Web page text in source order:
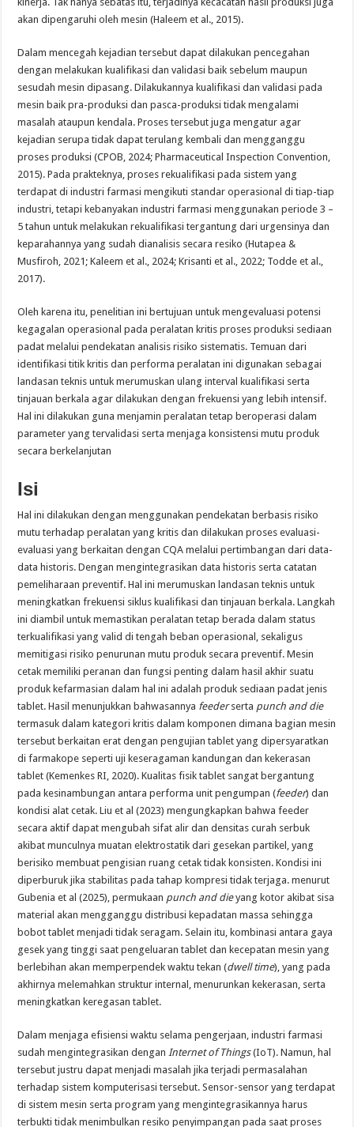
akan dipengaruhi oleh mesin (Haleem et al., 2015).
Dalam mencegah kejadian tersebut dapat dilakukan pencegahan
dengan melakukan kualifikasi dan validasi baik sebelum maupun
sesudah mesin dipasang. Dilakukannya kualifikasi dan validasi pada
mesin baik pra-produksi dan pasca-produksi tidak mengalami
masalah ataupun kendala. Proses tersebut juga mengatur agar
kejadian serupa tidak dapat terulang kembali dan mengganggu
proses produksi (CPOB, 2024; Pharmaceutical Inspection Convention,
2015). Pada prakteknya, proses rekualifikasi pada sistem yang
terdapat di industri farmasi mengikuti standar operasional di tiap-tiap
industri, tetapi kebanyakan industri farmasi menggunakan periode 3 –
5 tahun untuk melakukan rekualifikasi tergantung dari urgensinya dan
keparahannya yang sudah dianalisis secara resiko (Hutapea &
Musfiroh, 2021; Kaleem et al., 2024; Krisanti et al., 2022; Todde et al.,
2017).
Oleh karena itu, penelitian ini bertujuan untuk mengevaluasi potensi
kegagalan operasional pada peralatan kritis proses produksi sediaan
padat melalui pendekatan analisis risiko sistematis. Temuan dari
identifikasi titik kritis dan performa peralatan ini digunakan sebagai
landasan teknis untuk merumuskan ulang interval kualifikasi serta
tinjauan berkala agar dilakukan dengan frekuensi yang lebih intensif.
Hal ini dilakukan guna menjamin peralatan tetap beroperasi dalam
parameter yang tervalidasi serta menjaga konsistensi mutu produk
secara berkelanjutan
Isi
Hal ini dilakukan dengan menggunakan pendekatan berbasis risiko
mutu terhadap peralatan yang kritis dan dilakukan proses evaluasi-
evaluasi yang berkaitan dengan CQA melalui pertimbangan dari data-
data historis. Dengan mengintegrasikan data historis serta catatan
pemeliharaan preventif. Hal ini merumuskan landasan teknis untuk
meningkatkan frekuensi siklus kualifikasi dan tinjauan berkala. Langkah
ini diambil untuk memastikan peralatan tetap berada dalam status
terkualifikasi yang valid di tengah beban operasional, sekaligus
memitigasi risiko penurunan mutu produk secara preventif. Mesin
cetak memiliki peranan dan fungsi penting dalam hasil akhir suatu
produk kefarmasian dalam hal ini adalah produk sediaan padat jenis
tablet. Hasil menunjukkan bahwasannya feederserta punch and die
termasuk dalam kategori kritis dalam komponen dimana bagian mesin
tersebut berkaitan erat dengan pengujian tablet yang dipersyaratkan
di farmakope seperti uji keseragaman kandungan dan kekerasan
tablet (Kemenkes RI, 2020). Kualitas fisik tablet sangat bergantung
pada kesinambungan antara performa unit pengumpan (feeder) dan
kondisi alat cetak. Liu et al (2023) mengungkapkan bahwa feeder
secara aktif dapat mengubah sifat alir dan densitas curah serbuk
akibat munculnya muatan elektrostatik dari gesekan partikel, yang
berisiko membuat pengisian ruang cetak tidak konsisten. Kondisi ini
diperburuk jika stabilitas pada tahap kompresi tidak terjaga. menurut
Gubenia et al (2025), permukaan punch and dieyang kotor akibat sisa
material akan mengganggu distribusi kepadatan massa sehingga
bobot tablet menjadi tidak seragam. Selain itu, kombinasi antara gaya
gesek yang tinggi saat pengeluaran tablet dan kecepatan mesin yang
berlebihan akan memperpendek waktu tekan (dwell time), yang pada
akhirnya melemahkan struktur internal, menurunkan kekerasan, serta
meningkatkan keregasan tablet.
Dalam menjaga efisiensi waktu selama pengerjaan, industri farmasi
sudah mengintegrasikan dengan Internet of Things(IoT). Namun, hal
tersebut justru dapat menjadi masalah jika terjadi permasalahan
terhadap sistem komputerisasi tersebut. Sensor-sensor yang terdapat
di sistem mesin serta program yang mengintegrasikannya harus
terbukti tidak menimbulkan resiko penyimpangan pada saat proses